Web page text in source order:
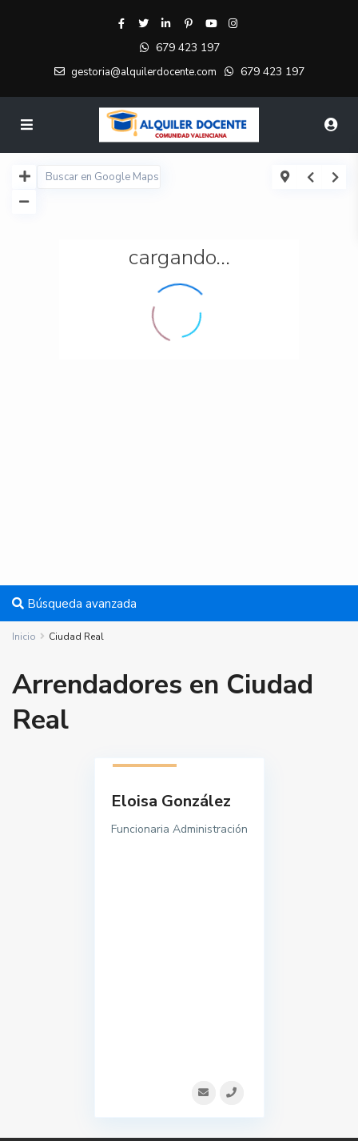
679 423 197
gestoria@alquilerdocente.com 679 423 197
cargando...
Búsqueda avanzada
Inicio Ciudad Real
Arrendadores en Ciudad
Real
Eloisa González
Funcionaria Administración